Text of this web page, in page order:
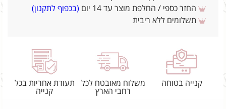
החזר כספי / החלפת מוצר עד 14 יום
(בכפוף לתקנון)
תשלומים ללא ריבית
קנייה בטוחה
משלוח מאובטח לכל
רחבי הארץ
תעודת אחריות בכל
קנייה